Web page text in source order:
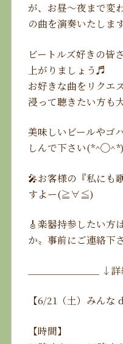
が、お昼〜夜まで変
の曲を演奏いたしま
ビートルズ好きの皆
上がりましょう♬
お好きな曲をリクエ
浸って聴きたい方も
美味しいビールやゴ
しんで下さい(*^◯^*)
🎤お客様の『私にも
すよー(≧∀≦)
🎸楽器持参したい方
か〟事前にご連絡下さ
_____________ ↓
【6/21（土）みんな
【時間】